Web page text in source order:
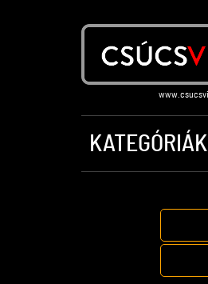
KATEGÓRIÁK